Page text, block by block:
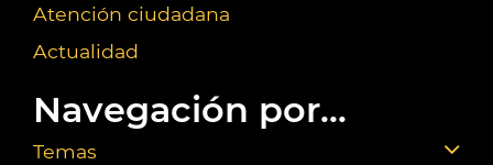
Atención ciudadana
Actualidad
Navegación por...
Temas